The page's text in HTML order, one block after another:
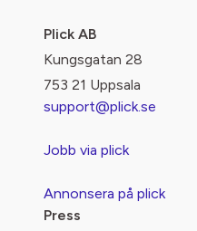
Plick AB
Kungsgatan 28
753 21 Uppsala
support@plick.se
Jobb via plick
Annonsera på plick
Press